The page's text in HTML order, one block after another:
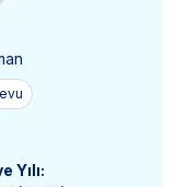
Yılı: